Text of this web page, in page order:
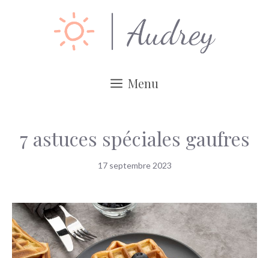
Menu
7 astuces spéciales gaufres
17 septembre 2023